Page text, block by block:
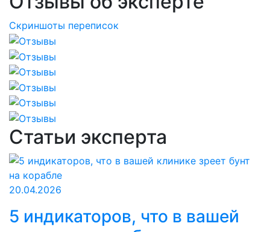
Скриншоты переписок
Статьи эксперта
20.04.2026
5 индикаторов, что в вашей